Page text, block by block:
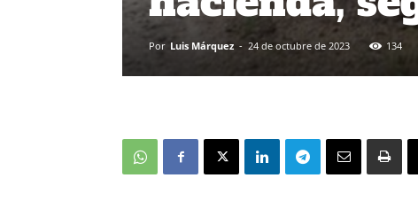
Por Luis Márquez - 24 de octubre de 2023 134